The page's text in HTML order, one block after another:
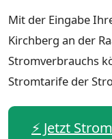
Mit der Eingabe
Kirchberg an der
Stromverbrauchs
Stromtarife der
⚡️ Jetzt